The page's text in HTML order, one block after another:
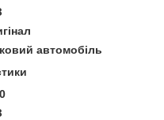
автомобіль